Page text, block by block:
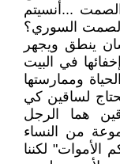
...أنسيتم
الصمت السوري؟
ينطق ويجهر
في البيت
وممارستها
لساقين كي
هما الرجل
من النساء
لكننا